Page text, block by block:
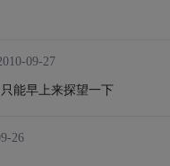
09-27
能早上来探望一下
26